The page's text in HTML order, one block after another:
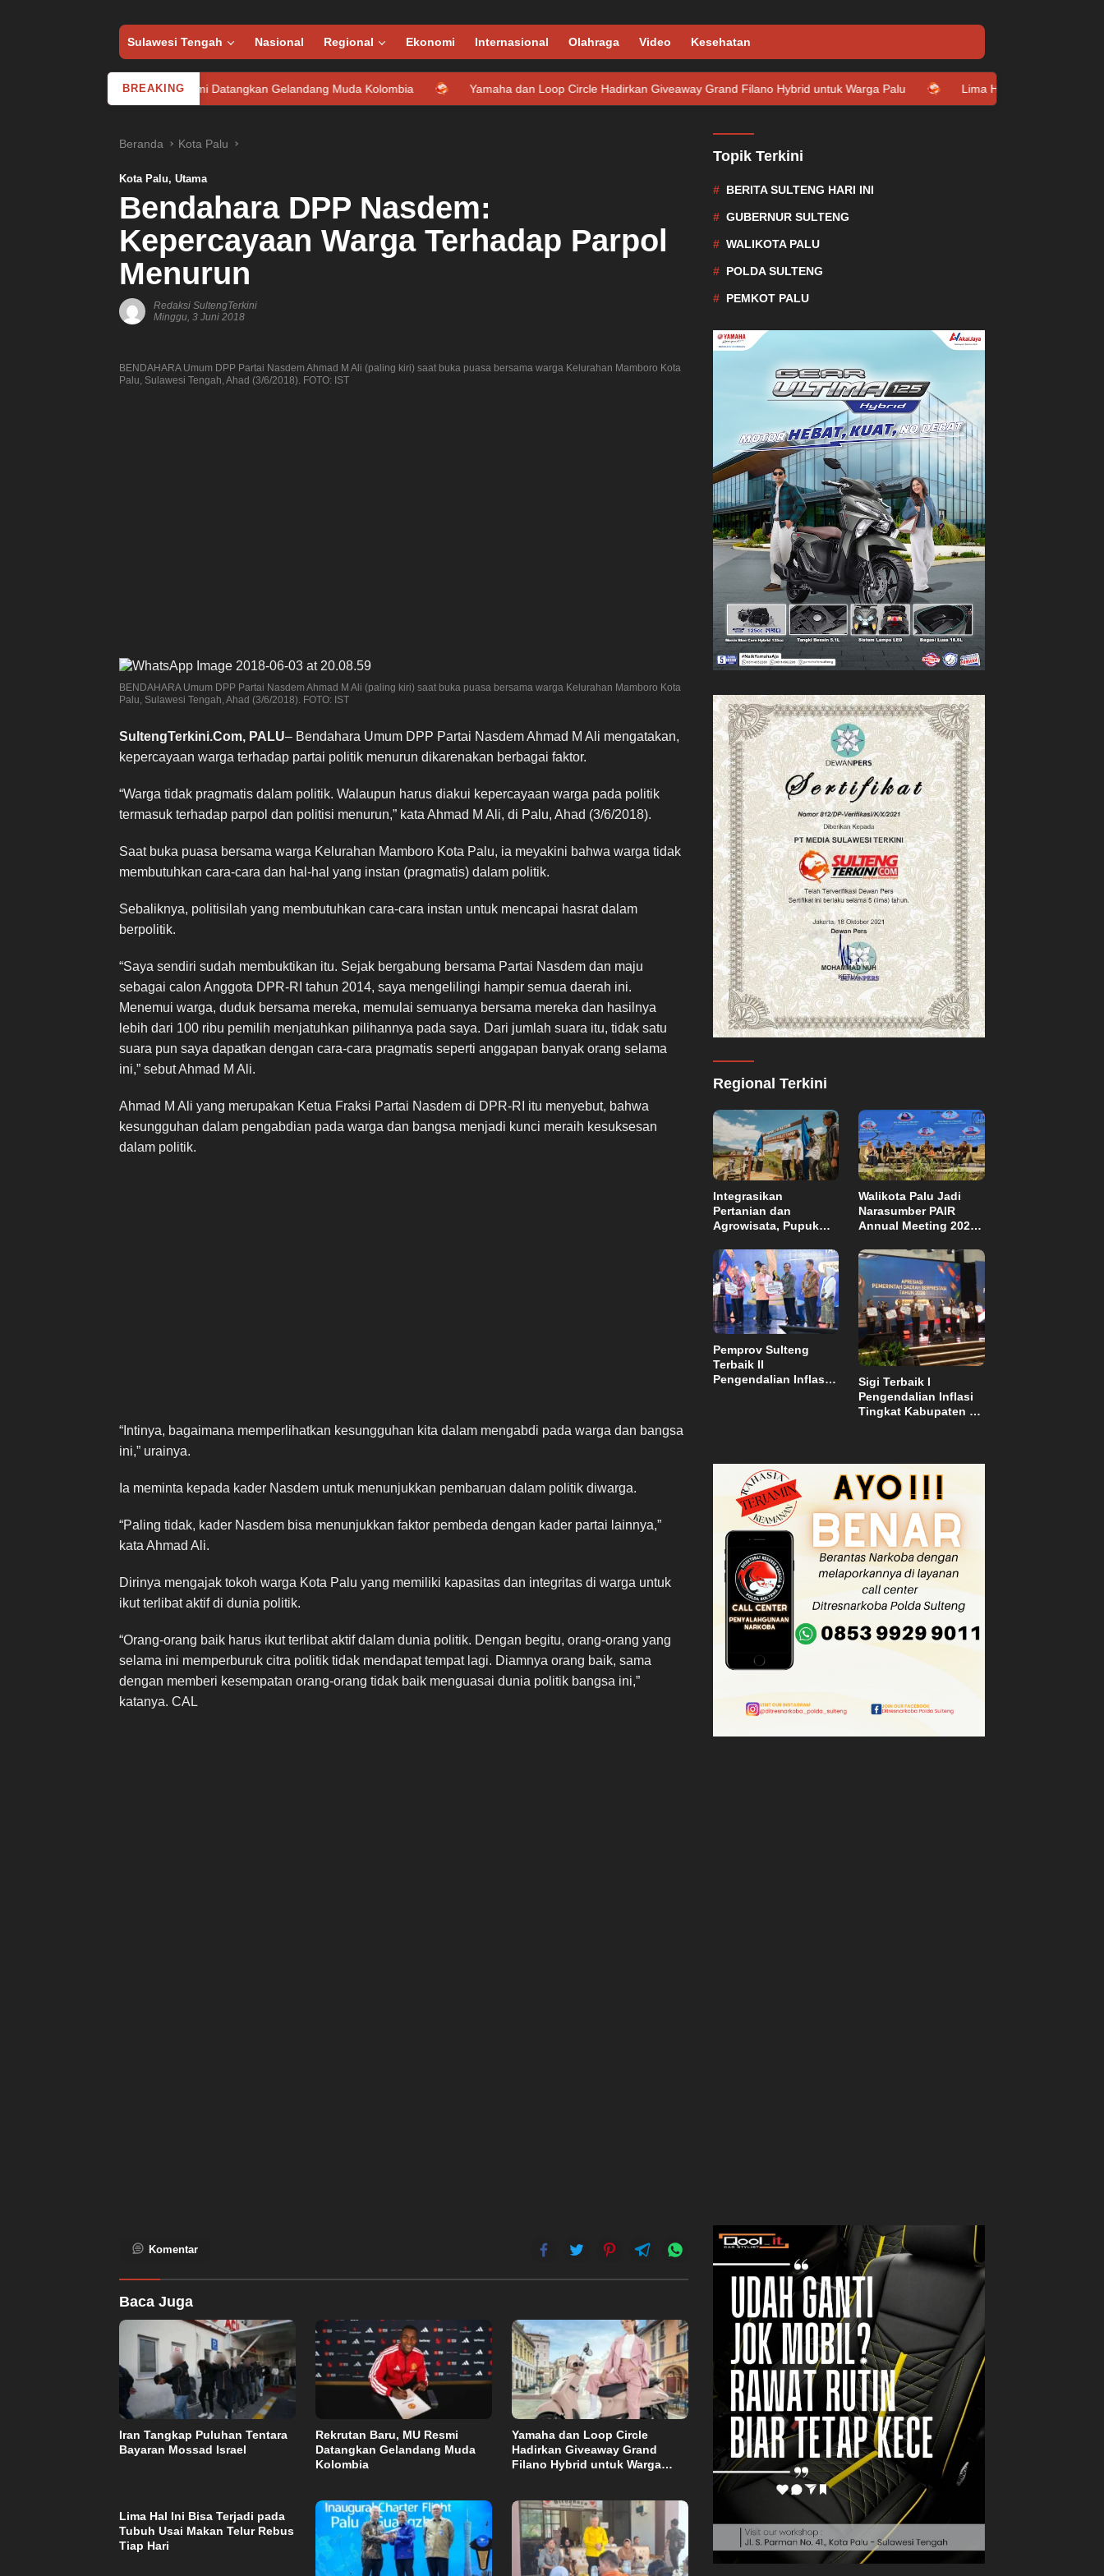
Sulawesi Tengah Nasional Regional Ekonomi Internasional Olahraga Video Kesehatan
BREAKING
Baru, MU Resmi Datangkan Gelandang Muda Kolombia Yamaha dan Loop Circle Hadirkan Giveaway Grand Filano Hybrid untuk Warga Palu Lima Hal Ini Bisa Terjadi pada Tubuh
Beranda Kota Palu
Kota Palu, Utama
Bendahara DPP Nasdem:
Kepercayaan Warga Terhadap Parpol
Menurun
Redaksi SultengTerkini
Minggu, 3 Juni 2018
BENDAHARA Umum DPP Partai Nasdem Ahmad M Ali (paling kiri) saat buka puasa bersama warga Kelurahan Mamboro Kota
Palu, Sulawesi Tengah, Ahad (3/6/2018). FOTO: IST
BENDAHARA Umum DPP Partai Nasdem Ahmad M Ali (paling kiri) saat buka puasa bersama warga Kelurahan Mamboro Kota
Palu, Sulawesi Tengah, Ahad (3/6/2018). FOTO: IST
SultengTerkini.Com, PALU– Bendahara Umum DPP Partai Nasdem Ahmad M Ali mengatakan,
kepercayaan warga terhadap partai politik menurun dikarenakan berbagai faktor.
“Warga tidak pragmatis dalam politik. Walaupun harus diakui kepercayaan warga pada politik
termasuk terhadap parpol dan politisi menurun,” kata Ahmad M Ali, di Palu, Ahad (3/6/2018).
Saat buka puasa bersama warga Kelurahan Mamboro Kota Palu, ia meyakini bahwa warga tidak
membutuhkan cara-cara dan hal-hal yang instan (pragmatis) dalam politik.
Sebaliknya, politisilah yang membutuhkan cara-cara instan untuk mencapai hasrat dalam
berpolitik.
“Saya sendiri sudah membuktikan itu. Sejak bergabung bersama Partai Nasdem dan maju
sebagai calon Anggota DPR-RI tahun 2014, saya mengelilingi hampir semua daerah ini.
Menemui warga, duduk bersama mereka, memulai semuanya bersama mereka dan hasilnya
lebih dari 100 ribu pemilih menjatuhkan pilihannya pada saya. Dari jumlah suara itu, tidak satu
suara pun saya dapatkan dengan cara-cara pragmatis seperti anggapan banyak orang selama
ini,” sebut Ahmad M Ali.
Ahmad M Ali yang merupakan Ketua Fraksi Partai Nasdem di DPR-RI itu menyebut, bahwa
kesungguhan dalam pengabdian pada warga dan bangsa menjadi kunci meraih kesuksesan
dalam politik.
“Intinya, bagaimana memperlihatkan kesungguhan kita dalam mengabdi pada warga dan bangsa
ini,” urainya.
Ia meminta kepada kader Nasdem untuk menunjukkan pembaruan dalam politik diwarga.
“Paling tidak, kader Nasdem bisa menunjukkan faktor pembeda dengan kader partai lainnya,”
kata Ahmad Ali.
Dirinya mengajak tokoh warga Kota Palu yang memiliki kapasitas dan integritas di warga untuk
ikut terlibat aktif di dunia politik.
“Orang-orang baik harus ikut terlibat aktif dalam dunia politik. Dengan begitu, orang-orang yang
selama ini memperburuk citra politik tidak mendapat tempat lagi. Diamnya orang baik, sama
dengan memberi kesempatan orang-orang tidak baik menguasai dunia politik bangsa ini,”
katanya. CAL
Komentar
Baca Juga
Iran Tangkap Puluhan Tentara
Bayaran Mossad Israel
Rekrutan Baru, MU Resmi
Datangkan Gelandang Muda
Kolombia
Yamaha dan Loop Circle
Hadirkan Giveaway Grand
Filano Hybrid untuk Warga
Lima Hal Ini Bisa Terjadi pada
Tubuh Usai Makan Telur Rebus
Tiap Hari
Topik Terkini
BERITA SULTENG HARI INI
GUBERNUR SULTENG
WALIKOTA PALU
POLDA SULTENG
PEMKOT PALU
Regional Terkini
Integrasikan
Pertanian dan
Agrowisata, Pupuk
Kampung Sawah
Abadi di Bulutana
Sulsel
Walikota Palu Jadi
Narasumber PAIR
Annual Meeting 2026
Pemprov Sulteng
Terbaik II
Pengendalian Inflasi,
Sigi Terbaik I
Pengendalian Inflasi
Tingkat Kabupaten se